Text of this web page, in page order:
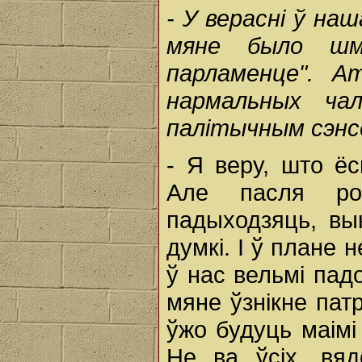
- Уверасні ў
мяне было
парламенце".
нармальных
палітычным
- Я веру, што
Але пасля
падыходзяць,
думкі. І ў плане
ў нас вельмі
мяне ўзнікне
ўжо будуць